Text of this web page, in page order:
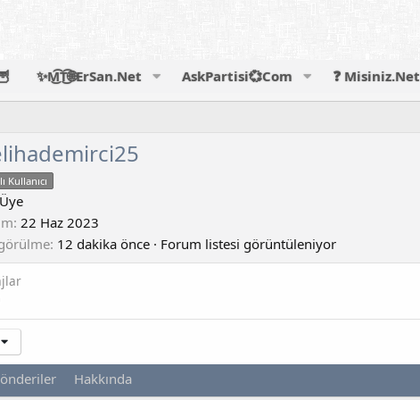
✨M͜͡T͜͡🌐ErSan.Net AskPartisi💞Com ❓ Misiniz.Net
Kullanıcı
22 Haz 2023
12 dakika önce · Forum listesi görüntüleniyor
Hakkında